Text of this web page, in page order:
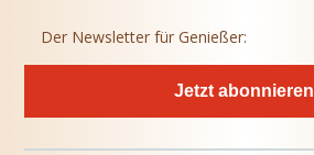
Der Newsletter für Genießer:
Jetzt